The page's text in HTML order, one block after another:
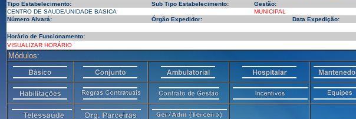
Tipo Estabelecimento:
Sub Tipo Estabelecimento: Gestão:
CENTRO DE SAUDE/UNIDADE BASICA
MUNICIPAL
Número Alvará:
Órgão Expedidor: Data Expedição:
Horário de Funcionamento:
VISUALIZAR HORÁRIO
Módulos: